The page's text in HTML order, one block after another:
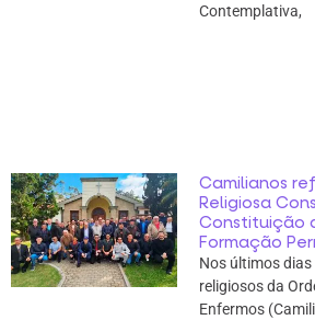
Contemplativa,
Camilianos
Religiosa
Constituição
Formação
Nos últimos dias
religiosos da
Enfermos